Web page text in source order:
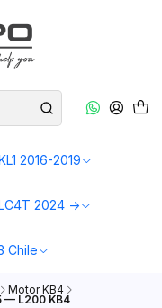
2016-2019
2024 ->
Chile
Motor KB4
— L200 KB4